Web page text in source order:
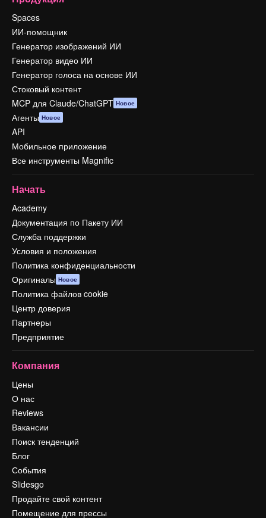
Spaces
ИИ-помощник
Генератор изображений ИИ
Генератор видео ИИ
Генератор голоса на основе ИИ
Стоковый контент
MCP для Claude/ChatGPT Новое
Агенты Новое
API
Мобильное приложение
Все инструменты Magnific
Начать
Academy
Документация по Пакету ИИ
Служба поддержки
Условия и положения
Политика конфиденциальности
Оригиналы Новое
Политика файлов cookie
Центр доверия
Партнеры
Предприятие
Компания
Цены
О нас
Reviews
Вакансии
Поиск тенденций
Блог
События
Slidesgo
Продайте свой контент
Помещение для прессы